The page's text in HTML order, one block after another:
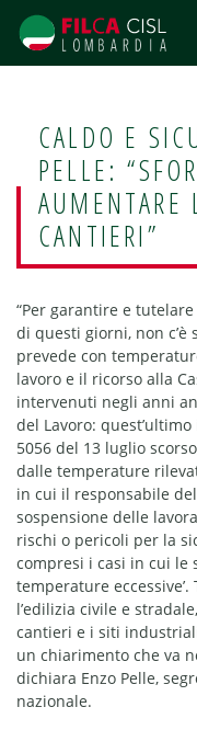
CALDO E
PELLE:
AUMENTARE
CANTIERI”
“Per garantire e
di questi giorni, non c’è
prevede con
lavoro e il ricorso alla
intervenuti negli anni
del Lavoro:
5056 del 13 luglio
dalle temperature
in cui il responsabile
sospensione delle
rischi o pericoli per la
compresi i casi in cui le
temperature
l’edilizia civile e
cantieri e i siti
un chiarimento che va
dichiara Enzo Pelle,
nazionale.